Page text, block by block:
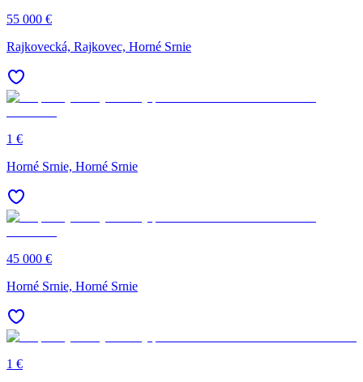
55 000 €
Rajkovecká, Rajkovec, Horné Srnie
1 €
Horné Srnie, Horné Srnie
45 000 €
Horné Srnie, Horné Srnie
1 €